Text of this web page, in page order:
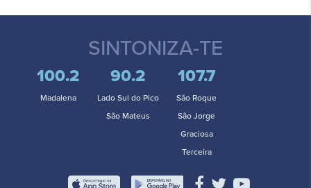
SINTONIZA-TE
100.2
Madalena
90.2
Lado Sul do Pico
São Mateus
107.7
São Roque
São Jorge
Graciosa
Terceira